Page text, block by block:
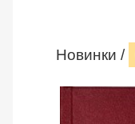
Новинки /